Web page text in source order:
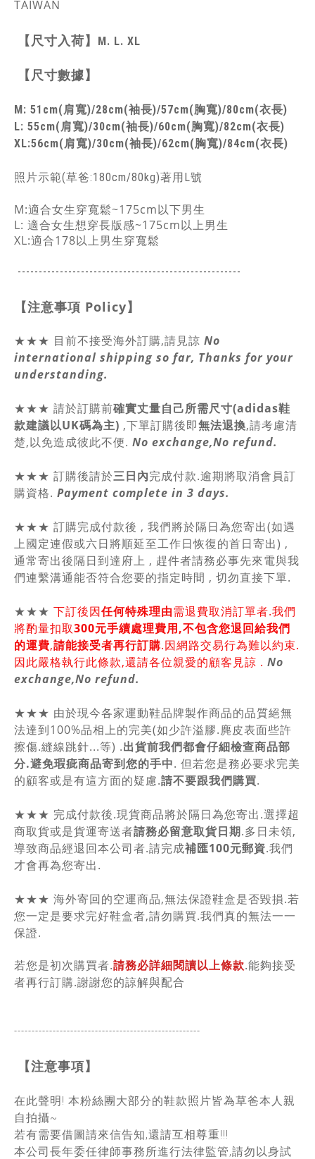
TAIWAN
【尺寸入荷】 M. L. XL
【尺寸數據】
M: 51cm(肩寬)/28cm(袖長)/57cm(胸寬)/80cm(衣長)
L: 55cm(肩寬)/30cm(袖長)/60cm(胸寬)/82cm(衣長)
XL:56cm(肩寬)/30cm(袖長)/62cm(胸寬)/84cm(衣長)
照片示範(草爸:180cm/80kg)著用L號
M:適合女生穿寬鬆~175cm以下男生
L: 適合女生想穿長版感~175cm以上男生
XL:適合178以上男生穿寬鬆
-----------------------------------------------------
【注意事項 Policy】
★★★ 目前不接受海外訂購,請見諒 No
international shipping so far, Thanks for your
understanding.
★★★ 請於訂購前確實丈量自己所需尺寸(adidas鞋
款建議以UK碼為主) ,下單訂購後即無法退換,請考慮清
楚,以免造成彼此不便. No exchange,No refund.
★★★ 訂購後請於三日內完成付款.逾期將取消會員訂
購資格. Payment complete in 3 days.
★★★ 訂購完成付款後 , 我們將於隔日為您寄出(如遇
上國定連假或六日將順延至工作日恢復的首日寄出) ,
通常寄出後隔日到達府上 , 趕件者請務必事先來電與我
們連繫溝通能否符合您要的指定時間 , 切勿直接下單.
★★★ 下訂後因任何特殊理由需退費取消訂單者.我們
將酌量扣取300元手續處理費用,不包含您退回給我們
的運費,請能接受者再行訂購.因網路交易行為難以約束.
因此嚴格執行此條款,還請各位親愛的顧客見諒 . No
exchange,No refund.
★★★ 由於現今各家運動鞋品牌製作商品的品質絕無
法達到100%品相上的完美(如少許溢膠.麂皮表面些許
擦傷.縫線跳針...等) .出貨前我們都會仔細檢查商品部
分.避免瑕疵商品寄到您的手中. 但若您是務必要求完美
的顧客或是有這方面的疑慮.請不要跟我們購買.
★★★ 完成付款後.現貨商品將於隔日為您寄出.選擇超
商取貨或是貨運寄送者請務必留意取貨日期.多日未領,
導致商品經退回本公司者.請完成補匯100元郵資.我們
才會再為您寄出.
★★★ 海外寄回的空運商品,無法保證鞋盒是否毀損.若
您一定是要求完好鞋盒者,請勿購買.我們真的無法一一
保證.
若您是初次購買者.請務必詳細閱讀以上條款.能夠接受
者再行訂購.謝謝您的諒解與配合
-----------------------------------------------------
【注意事項】
在此聲明! 本粉絲團大部分的鞋款照片皆為草爸本人親
自拍攝~
若有需要借圖請來信告知,還請互相尊重!!!
本公司長年委任律師事務所進行法律監管,請勿以身試